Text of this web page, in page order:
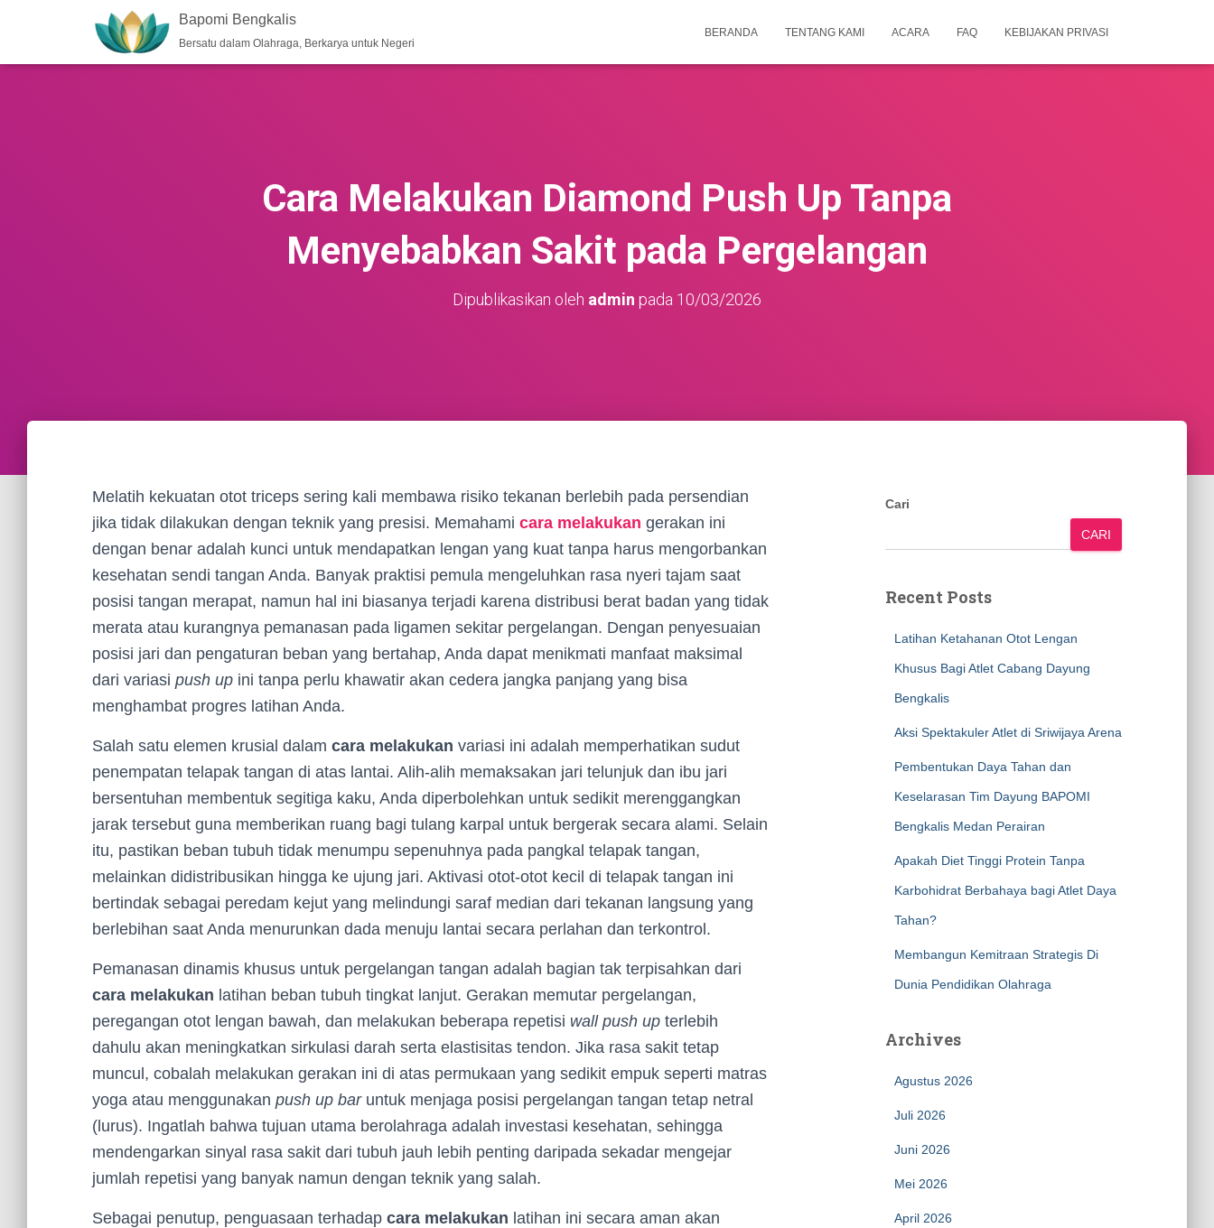
Bapomi Bengkalis
Bersatu dalam Olahraga, Berkarya untuk Negeri
BERANDA TENTANG KAMI ACARA FAQ KEBIJAKAN PRIVASI
Cara Melakukan Diamond Push Up Tanpa
Menyebabkan Sakit pada Pergelangan
Dipublikasikan oleh admin pada 10/03/2026
Melatih kekuatan otot triceps sering kali membawa risiko tekanan berlebih pada persendian
jika tidak dilakukan dengan teknik yang presisi. Memahami cara melakukan gerakan ini
dengan benar adalah kunci untuk mendapatkan lengan yang kuat tanpa harus mengorbankan
kesehatan sendi tangan Anda. Banyak praktisi pemula mengeluhkan rasa nyeri tajam saat
posisi tangan merapat, namun hal ini biasanya terjadi karena distribusi berat badan yang tidak
merata atau kurangnya pemanasan pada ligamen sekitar pergelangan. Dengan penyesuaian
posisi jari dan pengaturan beban yang bertahap, Anda dapat menikmati manfaat maksimal
dari variasi push up ini tanpa perlu khawatir akan cedera jangka panjang yang bisa
menghambat progres latihan Anda.
Salah satu elemen krusial dalam cara melakukan variasi ini adalah memperhatikan sudut
penempatan telapak tangan di atas lantai. Alih-alih memaksakan jari telunjuk dan ibu jari
bersentuhan membentuk segitiga kaku, Anda diperbolehkan untuk sedikit merenggangkan
jarak tersebut guna memberikan ruang bagi tulang karpal untuk bergerak secara alami. Selain
itu, pastikan beban tubuh tidak menumpu sepenuhnya pada pangkal telapak tangan,
melainkan didistribusikan hingga ke ujung jari. Aktivasi otot-otot kecil di telapak tangan ini
bertindak sebagai peredam kejut yang melindungi saraf median dari tekanan langsung yang
berlebihan saat Anda menurunkan dada menuju lantai secara perlahan dan terkontrol.
Pemanasan dinamis khusus untuk pergelangan tangan adalah bagian tak terpisahkan dari
cara melakukan latihan beban tubuh tingkat lanjut. Gerakan memutar pergelangan,
peregangan otot lengan bawah, dan melakukan beberapa repetisi wall push up terlebih
dahulu akan meningkatkan sirkulasi darah serta elastisitas tendon. Jika rasa sakit tetap
muncul, cobalah melakukan gerakan ini di atas permukaan yang sedikit empuk seperti matras
yoga atau menggunakan push up baruntuk menjaga posisi pergelangan tangan tetap netral
(lurus). Ingatlah bahwa tujuan utama berolahraga adalah investasi kesehatan, sehingga
mendengarkan sinyal rasa sakit dari tubuh jauh lebih penting daripada sekadar mengejar
jumlah repetisi yang banyak namun dengan teknik yang salah.
Sebagai penutup, penguasaan terhadap cara melakukan latihan ini secara aman akan
Cari
CARI
Recent Posts
Latihan Ketahanan Otot Lengan
Khusus Bagi Atlet Cabang Dayung
Bengkalis
Aksi Spektakuler Atlet di Sriwijaya Arena
Pembentukan Daya Tahan dan
Keselarasan Tim Dayung BAPOMI
Bengkalis Medan Perairan
Apakah Diet Tinggi Protein Tanpa
Karbohidrat Berbahaya bagi Atlet Daya
Tahan?
Membangun Kemitraan Strategis Di
Dunia Pendidikan Olahraga
Archives
Agustus 2026
Juli 2026
Juni 2026
Mei 2026
April 2026